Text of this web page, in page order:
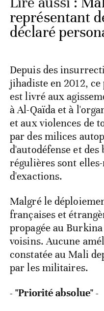
représentant
déclaré
Depuis des
jihadiste en 2012, ce
est livré aux
à Al-Qaïda et à
et aux violences de
par des milices
d'autodéfense et
régulières sont
d'exactions.
Malgré le
françaises et
propagée au
voisins. Aucune
constatée au Mali
par les militaires.
- "Priorité absolue" -